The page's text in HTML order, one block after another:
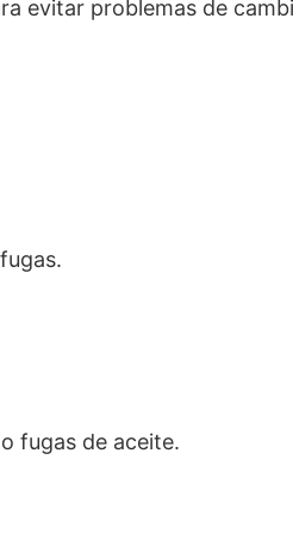
evitar problemas de
fugas de aceite.